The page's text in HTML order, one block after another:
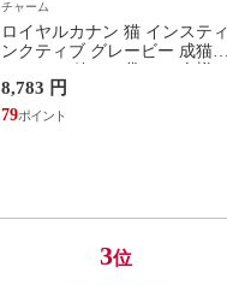
チャーム
ロイヤルカナン 猫 インスティ
ンクティブ グレービー 成猫用
点限り 関東当日便
8,783 円
79
3位